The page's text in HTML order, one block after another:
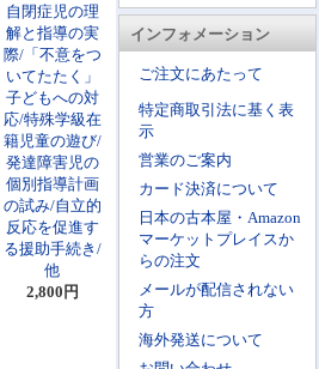
インフォメーション
ご注文にあたって
特定商取引法に基く表
示
営業のご案内
カード決済について
日本の古本屋・Amazon
マーケットプレイスか
らの注文
メールが配信されない
方
海外発送について
自閉症児の理
解と指導の実
際/「不意をつ
いてたたく」
子どもへの対
応/特殊学級在
籍児童の遊び/
発達障害児の
個別指導計画
の試み/自立的
反応を促進す
る援助手続き/
他
2,800円